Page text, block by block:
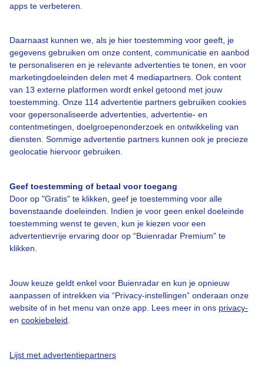
apps te verbeteren.
Daarnaast kunnen we, als je hier toestemming voor geeft, je
gegevens gebruiken om onze content, communicatie en aanbod
te personaliseren en je relevante advertenties te tonen, en voor
marketingdoeleinden delen met 4 mediapartners. Ook content
van 13 externe platformen wordt enkel getoond met jouw
toestemming. Onze 114 advertentie partners gebruiken cookies
voor gepersonaliseerde advertenties, advertentie- en
contentmetingen, doelgroepenonderzoek en ontwikkeling van
diensten. Sommige advertentie partners kunnen ook je precieze
geolocatie hiervoor gebruiken.
Geef toestemming of betaal voor toegang
Door op "Gratis" te klikken, geef je toestemming voor alle
bovenstaande doeleinden. Indien je voor geen enkel doeleinde
toestemming wenst te geven, kun je kiezen voor een
advertentievrije ervaring door op “Buienradar Premium” te
klikken.
Jouw keuze geldt enkel voor Buienradar en kun je opnieuw
aanpassen of intrekken via “Privacy-instellingen” onderaan onze
website of in het menu van onze app. Lees meer in ons privacy-
en cookiebeleid
Lijst met advertentiepartners
Over Buienradar
Bedrijfsgegevens
Veelgestelde vragen
Contact
Gebruikersvoorwaarden
Adverteren
Buienradar Team
Privacy beleid
Privacy instellingen
Gratis weerdata
Buienradar